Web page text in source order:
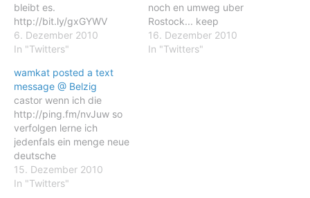
bleibt es.
http://bit.ly/gxGYWV
Castor AntiAKW (RT
@ausgestrahlt)
6. Dezember 2010
In "Twitters"
noch en umweg uber
Rostock... keep
blockading !!!
16. Dezember 2010
In "Twitters"
wamkat posted a text
message @ Belzig
castor wenn ich die
http://ping.fm/nvJuw so
verfolgen lerne ich
jedenfals ein menge neue
deutsche
staedte&doerfer,wo
kannte zB Babenhausen
15. Dezember 2010
In "Twitters"